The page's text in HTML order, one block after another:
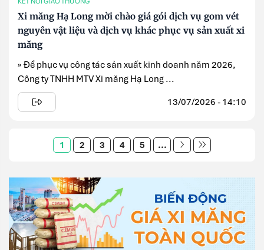
Xi măng Hạ Long mời chào giá gói dịch vụ gom vét
nguyên vật liệu và dịch vụ khác phục vụ sản xuất xi
măng
» Để phục vụ công tác sản xuất kinh doanh năm 2026,
Công ty TNHH MTV Xi măng Hạ Long ...
13/07/2026 - 14:10
1 2 3 4 5 ...